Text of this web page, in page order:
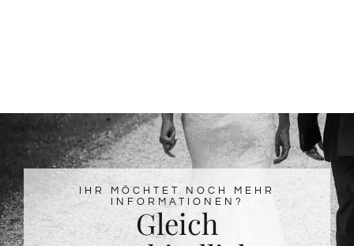
IHR MÖCHTET NOCH MEHR
INFORMATIONEN?
Gleich